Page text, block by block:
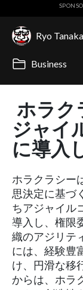
Ryo Tanaka
Business
ホラ
ジャイ
に導入
ホラクラシー
思決定に基づ
ちアジャイル
導入し、権限
織のアジリテ
には、経験豊
け、円滑な移
からは、ホラ